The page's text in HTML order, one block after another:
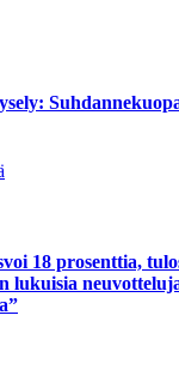
18 prosenttia,
lukuisia